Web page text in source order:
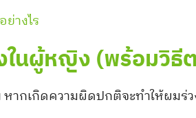
างไร
ในผู้หญิง (พร้อมวิธี
กเกิดความผิดปกติจะทำให้ผมร่